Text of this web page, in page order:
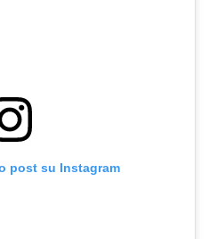
post su Instagram